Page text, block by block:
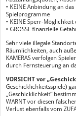
• KEINE Anbindung an
Spielprogramme
• KEINE Sperr-
• GROSSE finanzielle
Sehr viele illegale
Räumlichkeiten, auch
KAMERAS verfolgen
durch Fernsteuerung an
VORSICHT vor
Geschicklichkeitsspiele)
„Geschicklichkeit“
WARNT vor diesen
Verlust ebenfalls vom